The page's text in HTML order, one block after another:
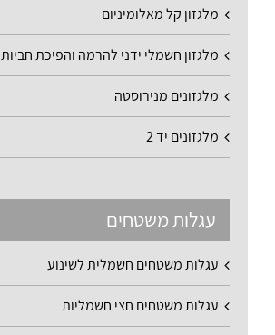
מלגזון קל מאלומיניום
מלגזון חשמלי ידני להרמה והפיכת חביות
מלגזונים מנירוסטה
מלגזונים יד 2
עגלות משטחים
עגלות משטחים חשמלית לשינוע
עגלות משטחים חצי חשמליות